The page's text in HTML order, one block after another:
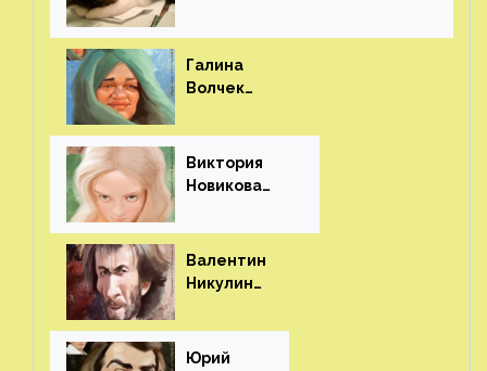
Галина
Волчек
Виктория
Новикова
Валентин
Никулин
Юрий